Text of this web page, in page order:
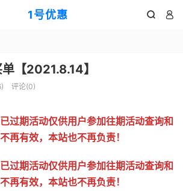
1号优惠  
【2021.8.14】
) 评论(0)
过期活动仅供用户参加往期活动查询和
再有效，本站也不再负责！
过期活动仅供用户参加往期活动查询和
再有效，本站也不再负责！